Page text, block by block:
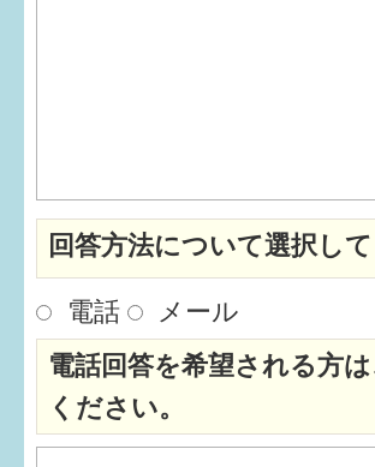
回答方法について選択して
電話
メール
電話回答を希望される方
ください。
子育て情報誌「ほっと」
食育
福井市図書館オススメの本
お出かけ情報